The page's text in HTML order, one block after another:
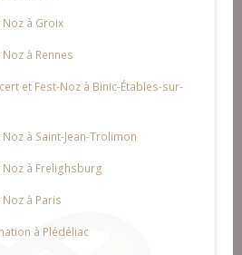
Noz à Groix
à Rennes
et Fest-Noz à Binic-Étables-sur-
à Saint-Jean-Trolimon
Noz à Frelighsburg
à Paris
à Plédéliac